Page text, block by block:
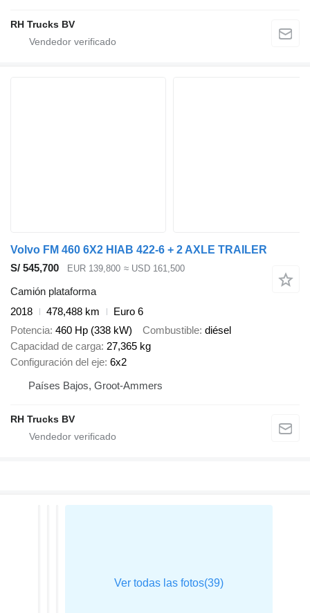
RH Trucks BV
Volvo FM 460 6X2 HIAB 422-6 + 2 AXLE TRAILER
S/ 545,700
EUR 139,800 ≈ USD 161,500
Camión plataforma
2018
478,488 km
Euro 6
Potencia 460 Hp (338 kW) Combustible diésel
Capacidad de carga 27,365 kg
Configuración del eje 6x2
Países Bajos, Groot-Ammers
RH Trucks BV